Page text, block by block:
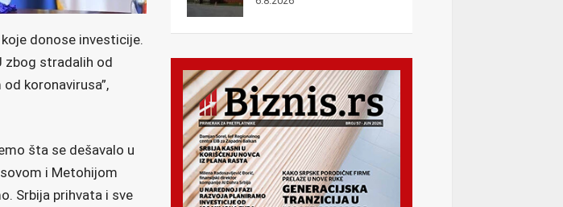
donose investicije.
zbog stradalih od
koronavirusa”,
šta se dešavalo u
i Metohijom
Srbija prihvata i sve